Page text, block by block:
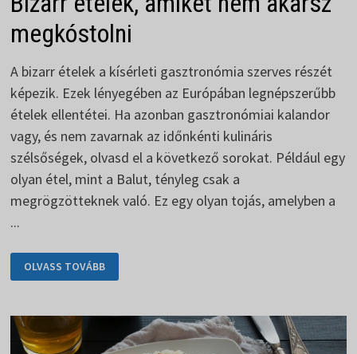
megkóstolni
A bizarr ételek a kísérleti gasztronómia szerves részét
képezik. Ezek lényegében az Európában legnépszerűbb
ételek ellentétei. Ha azonban gasztronómiai kalandor
vagy, és nem zavarnak az időnkénti kulináris
szélsőségek, olvasd el a következő sorokat. Például egy
olyan étel, mint a Balut, tényleg csak a
megrögzötteknek való. Ez egy olyan tojás, amelyben a
...
ÉTELEK,
AMIKET
MEGKÓSTOLNI
OLVASS TOVÁBB